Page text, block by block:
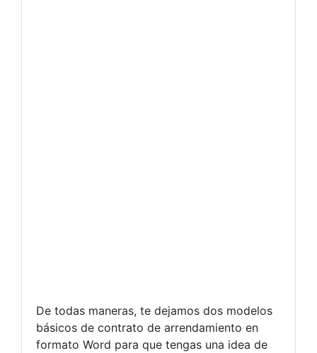
De todas maneras, te dejamos dos modelos
básicos de contrato de arrendamiento en
formato Word para que tengas una idea de